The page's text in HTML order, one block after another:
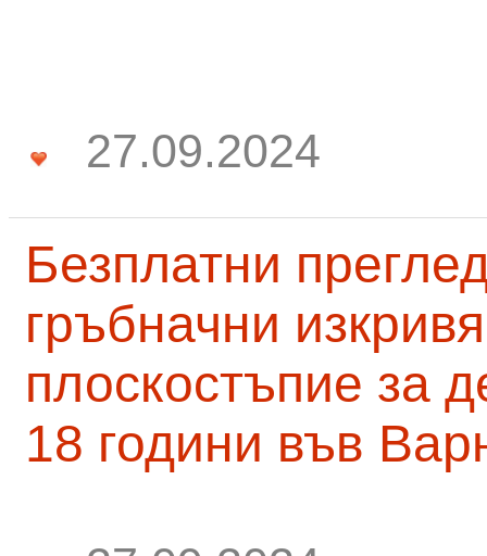
27.09.2024
Безплатни
гръбначни
плоскостъпие за
18 години във